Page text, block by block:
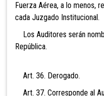
Fuerza Aérea, a lo menos,
cada Juzgado Institucional.
Los Auditores serán
República.
Art. 36. Derogado.
Art. 37. Corresponde al